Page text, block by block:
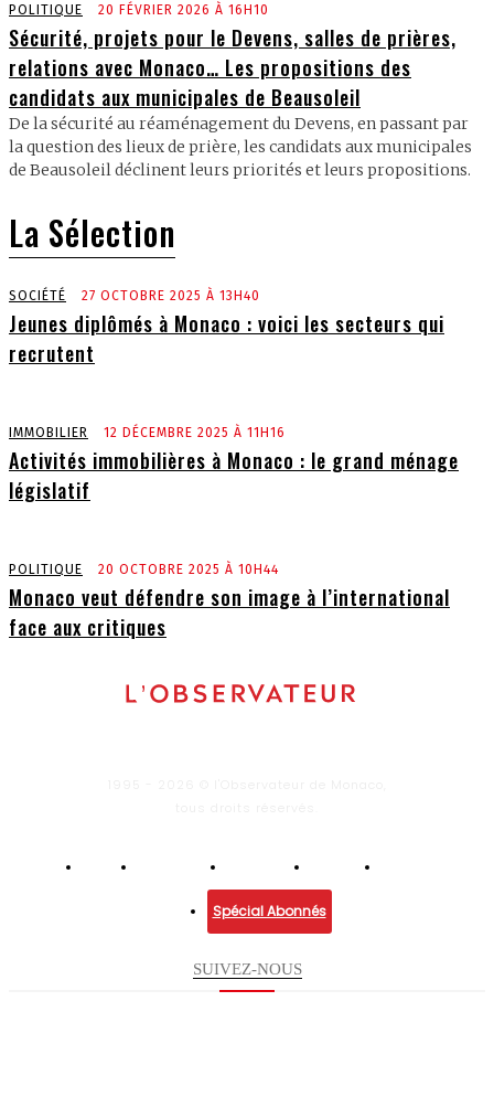
POLITIQUE 20 FÉVRIER 2026 À 16H10
Sécurité, projets pour le Devens, salles de prières,
relations avec Monaco… Les propositions des
candidats aux municipales de Beausoleil
De la sécurité au réaménagement du Devens, en passant par
la question des lieux de prière, les candidats aux municipales
de Beausoleil déclinent leurs priorités et leurs propositions.
La Sélection
SOCIÉTÉ 27 OCTOBRE 2025 À 13H40
Jeunes diplômés à Monaco : voici les secteurs qui
recrutent
IMMOBILIER 12 DÉCEMBRE 2025 À 11H16
Activités immobilières à Monaco : le grand ménage
législatif
POLITIQUE 20 OCTOBRE 2025 À 10H44
Monaco veut défendre son image à l’international
face aux critiques
Spécial Abonnés
SUIVEZ-NOUS